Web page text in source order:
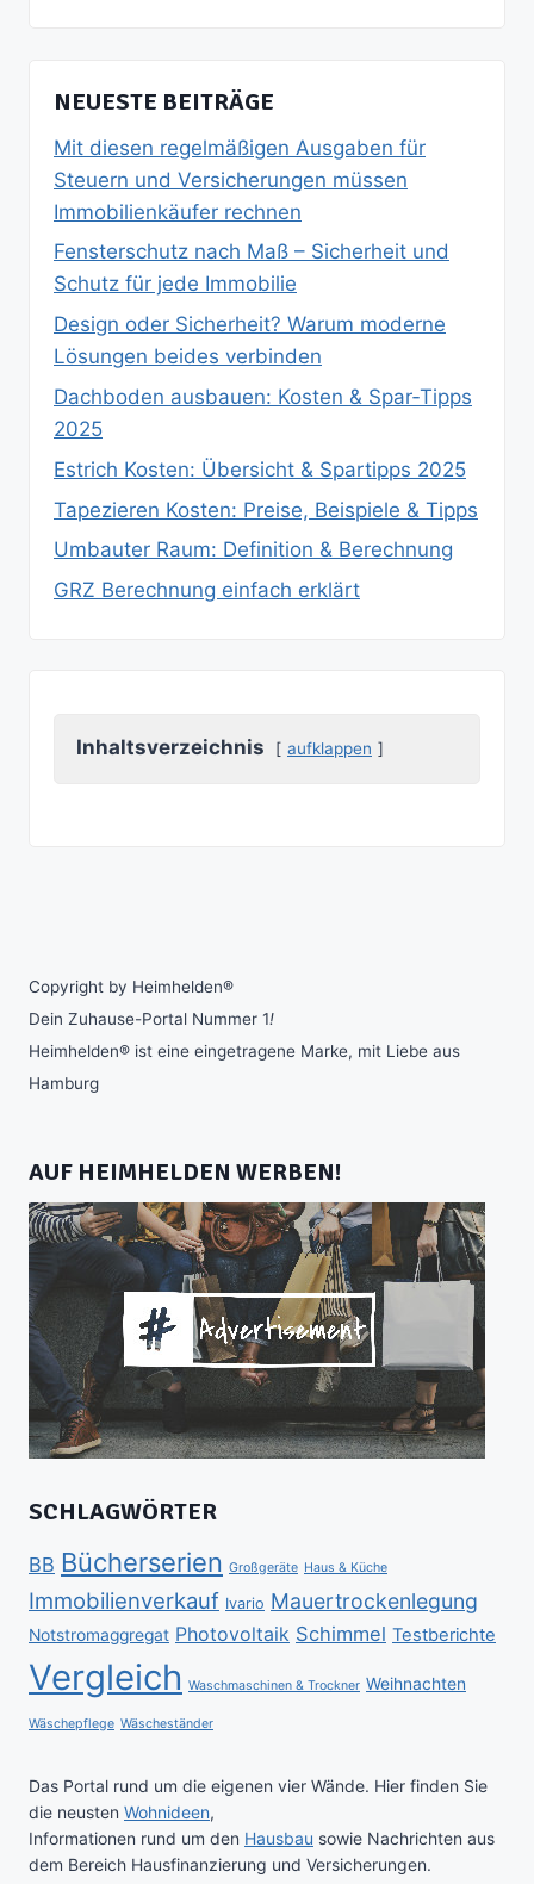
NEUESTE BEITRÄGE
Mit diesen regelmäßigen Ausgaben für
Steuern und Versicherungen müssen
Immobilienkäufer rechnen
Fensterschutz nach Maß – Sicherheit und
Schutz für jede Immobilie
Design oder Sicherheit? Warum moderne
Lösungen beides verbinden
Dachboden ausbauen: Kosten & Spar‑Tipps
2025
Estrich Kosten: Übersicht & Spartipps 2025
Tapezieren Kosten: Preise, Beispiele & Tipps
Umbauter Raum: Definition & Berechnung
GRZ Berechnung einfach erklärt
Inhaltsverzeichnis aufklappen
Copyright by Heimhelden®
Dein Zuhause-Portal Nummer 1!
Heimhelden® ist eine eingetragene Marke, mit Liebe aus
Hamburg
AUF HEIMHELDEN WERBEN!
SCHLAGWÖRTER
BB Bücherserien Großgeräte Haus & Küche
Immobilienverkauf Ivario Mauertrockenlegung
Notstromaggregat Photovoltaik Schimmel Testberichte
Vergleich Waschmaschinen & Trockner Weihnachten
Wäschepflege Wäscheständer
Das Portal rund um die eigenen vier Wände. Hier finden Sie
die neusten Wohnideen,
Informationen rund um den Hausbau sowie Nachrichten aus
dem Bereich Hausfinanzierung und Versicherungen.